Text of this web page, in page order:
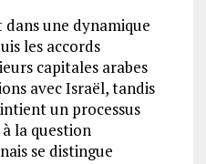
dans une dynamique
les accords
capitales arabes
avec Israël, tandis
un processus
la question
se distingue